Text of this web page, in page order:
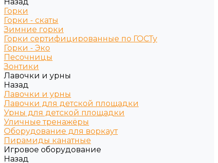
Горки
Горки - скаты
Зимние горки
Горки сертифицированные по ГОСТу
Горки - Эко
Песочницы
Зонтики
Лавочки и урны
Назад
Лавочки и урны
Лавочки для детской площадки
Урны для детской площадки
Уличные тренажёры
Оборудование для воркаут
Пирамиды канатные
Игровое оборудование
Назад